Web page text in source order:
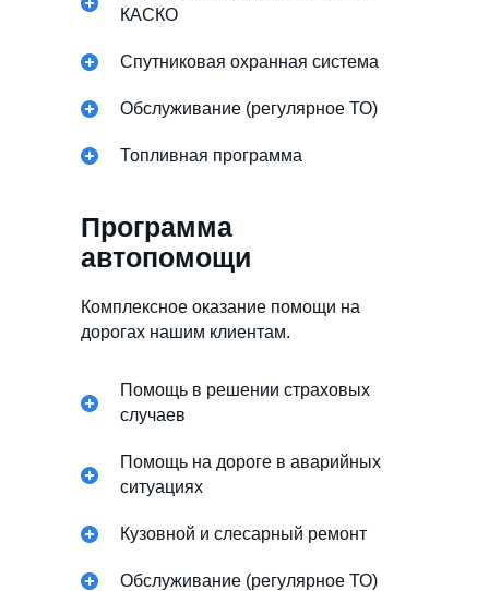
Программа
автопомощи
Комплексное оказание помощи на
дорогах нашим клиентам.
КАСКО
Спутниковая охранная система
Обслуживание (регулярное ТО)
Топливная программа
Помощь в решении страховых
случаев
Помощь на дороге в аварийных
ситуациях
Кузовной и слесарный ремонт
Обслуживание (регулярное ТО)